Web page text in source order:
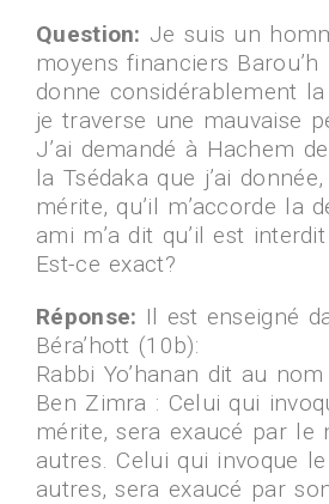
Question: Je suis un
moyens financiers
donne considérablement la
je traverse une mauvaise
J’ai demandé à Hachem
la Tsédaka que j’ai
mérite, qu’il m’accorde la
ami m’a dit qu’il est
Est-ce exact?
Réponse: Il est enseigné
Béra’hott (10b):
Rabbi Yo’hanan dit au
Ben Zimra : Celui qui
mérite, sera exaucé par le
autres. Celui qui invoque
autres, sera exaucé par